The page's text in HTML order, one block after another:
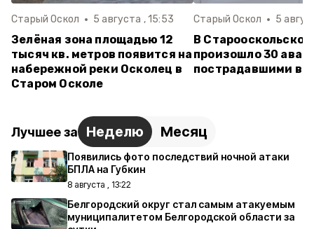
Старый Оскол 5 августа , 15:53
Зелёная зона площадью 12
тысяч кв. метров появится на
набережной реки Осколец в
Старом Осколе
Старый Оскол 5
В Старооскольском
произошло 30
пострадавшими в
Лучшее за Неделю Месяц
Появились фото последствий ночной атаки
БПЛА на Губкин
8 августа , 13:22
Белгородский округ стал самым атакуемым
муниципалитетом Белгородской области за